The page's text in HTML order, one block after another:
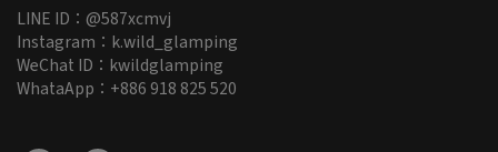
LINE ID：@587xcmvj
Instagram：k.wild_glamping
WeChat ID：kwildglamping
WhataApp：+886 918 825 520